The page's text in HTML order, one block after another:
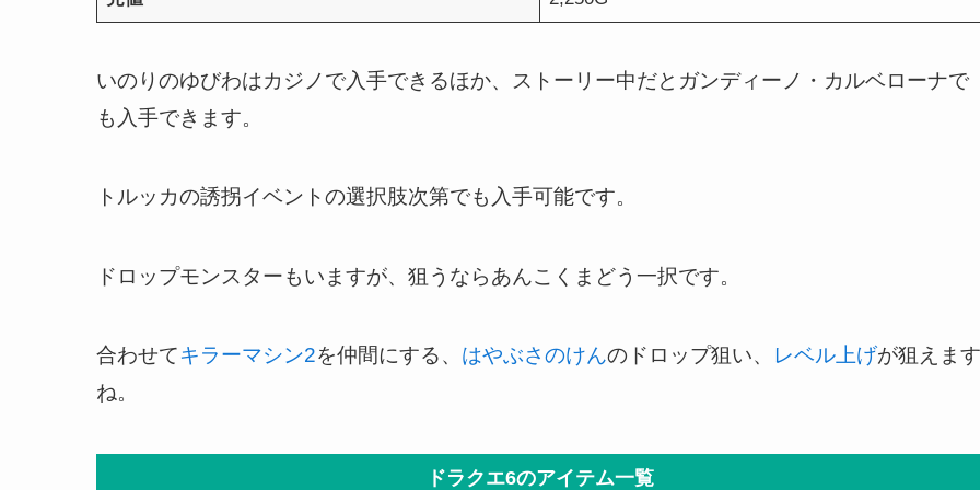
いのりのゆびわはカジノで入手できるほか、ストーリー中だとガンディーノ・カルベローナで
も入手できます。
トルッカの誘拐イベントの選択肢次第でも入手可能です。
ドロップモンスターもいますが、狙うならあんこくまどう一択です。
合わせてキラーマシン2を仲間にする、 はやぶさのけんのドロップ狙い、 レベル上げが狙えます
ね。
ドラクエ6のアイテム一覧